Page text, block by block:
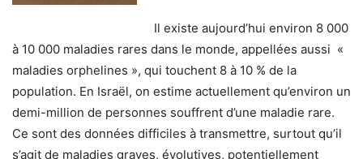
Il existe aujourd’hui environ 8 000
à 10 000 maladies rares dans le monde, appellées aussi «
maladies orphelines », qui touchent 8 à 10 % de la
population. En Israël, on estime actuellement qu’environ un
demi-million de personnes souffrent d’une maladie rare.
Ce sont des données difficiles à transmettre, surtout qu’il
s’agit de maladies graves, évolutives, potentiellement